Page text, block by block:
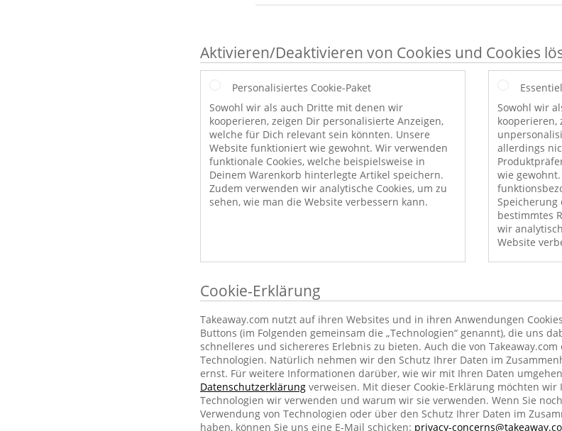
Aktivieren/Deaktivieren von Cookies und Cookies
Personalisiertes Cookie-Paket
Sowohl wir als auch Dritte mit denen wir
kooperieren, zeigen Dir personalisierte Anzeigen,
welche für Dich relevant sein könnten. Unsere
Website funktioniert wie gewohnt. Wir verwenden
funktionale Cookies, welche beispielsweise in
Deinem Warenkorb hinterlegte Artikel speichern.
Zudem verwenden wir analytische Cookies, um zu
sehen, wie man die Website verbessern kann.
Sowohl wir
kooperieren,
allerdings
wie
Speicherung
bestimmtes
wir
Website
Cookie-Erklärung
Takeaway.com nutzt auf ihren Websites und in ihren Anwendungen
Buttons (im Folgenden gemeinsam die „Technologien“ genannt), die uns
schnelleres und sichereres Erlebnis zu bieten. Auch die von
Technologien. Natürlich nehmen wir den Schutz Ihrer Daten im
ernst. Für weitere Informationen darüber, wie wir mit Ihren Daten
Datenschutzerklärung verweisen. Mit dieser Cookie-Erklärung möchten
Technologien wir verwenden und warum wir sie verwenden. Wenn Sie
Verwendung von Technologien oder über den Schutz Ihrer Daten im
haben, können Sie uns eine E-Mail schicken: privacy-